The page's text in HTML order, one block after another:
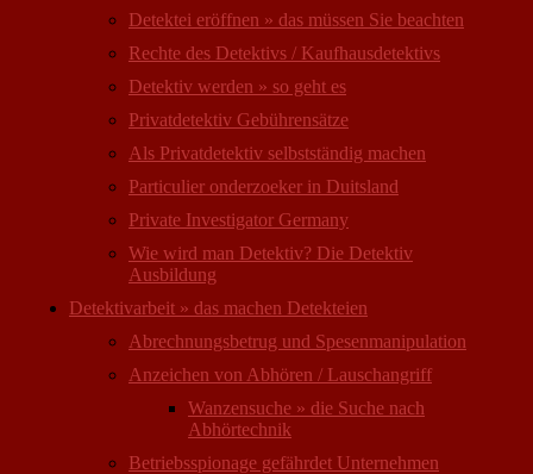
Detektei eröffnen » das müssen Sie beachten
Rechte des Detektivs / Kaufhausdetektivs
Detektiv werden » so geht es
Privatdetektiv Gebührensätze
Als Privatdetektiv selbstständig machen
Particulier onderzoeker in Duitsland
Private Investigator Germany
Wie wird man Detektiv? Die Detektiv
Ausbildung
Detektivarbeit » das machen Detekteien
Abrechnungsbetrug und Spesenmanipulation
Anzeichen von Abhören / Lauschangriff
Wanzensuche » die Suche nach
Abhörtechnik
Betriebsspionage gefährdet Unternehmen